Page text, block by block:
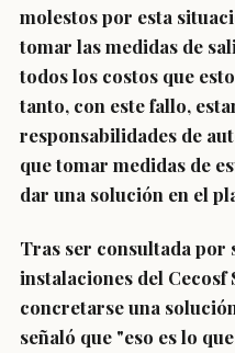
molestos por esta
tomar las medidas de
todos los costos que
tanto, con este fallo,
responsabilidades de
que tomar medidas de
dar una solución en el
Tras ser consultada por
instalaciones del Cecosf
concretarse una
señaló que "eso es lo